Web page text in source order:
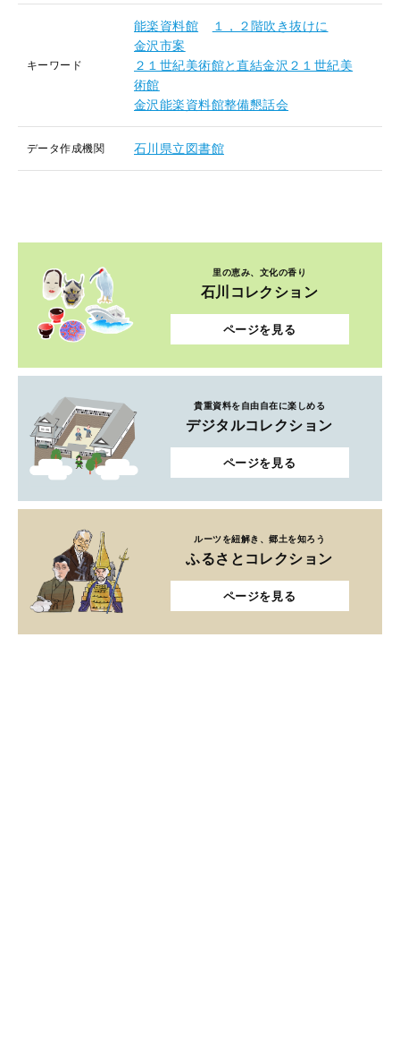
キーワード
能楽資料館
１，２階吹き抜けに
金沢市案
２１世紀美術館と直結金沢２１世紀美
術館
金沢能楽資料館整備懇話会
データ作成機関 石川県立図書館
里の恵み、文化の香り
石川コレクション
ページを見る
貴重資料を自由自在に楽しめる
デジタルコレクション
ページを見る
ルーツを紐解き、郷土を知ろう
ふるさとコレクション
ページを見る